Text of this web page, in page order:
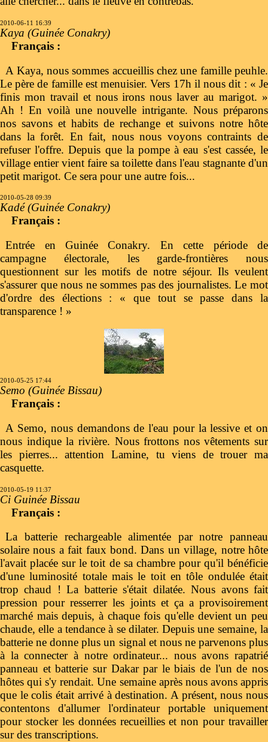
2010-06-11 16:39
Kaya (Guinée Conakry)
Français :
A Kaya, nous sommes accueillis chez une famille peuhle.
Le père de famille est menuisier. Vers 17h il nous dit : « Je
finis mon travail et nous irons nous laver au marigot. »
Ah ! En voilà une nouvelle intrigante. Nous préparons
nos savons et habits de rechange et suivons notre hôte
dans la forêt. En fait, nous nous voyons contraints de
refuser l'offre. Depuis que la pompe à eau s'est cassée, le
village entier vient faire sa toilette dans l'eau stagnante d'un
petit marigot. Ce sera pour une autre fois...
2010-05-28 09:39
Kadé (Guinée Conakry)
Français :
Entrée en Guinée Conakry. En cette période de
campagne électorale, les garde-frontières nous
questionnent sur les motifs de notre séjour. Ils veulent
s'assurer que nous ne sommes pas des journalistes. Le mot
d'ordre des élections : « que tout se passe dans la
transparence ! »
2010-05-25 17:44
Semo (Guinée Bissau)
Français :
A Semo, nous demandons de l'eau pour la lessive et on
nous indique la rivière. Nous frottons nos vêtements sur
les pierres... attention Lamine, tu viens de trouer ma
casquette.
2010-05-19 11:37
Ci Guinée Bissau
Français :
La batterie rechargeable alimentée par notre panneau
solaire nous a fait faux bond. Dans un village, notre hôte
l'avait placée sur le toit de sa chambre pour qu'il bénéficie
d'une luminosité totale mais le toit en tôle ondulée était
trop chaud ! La batterie s'était dilatée. Nous avons fait
pression pour resserrer les joints et ça a provisoirement
marché mais depuis, à chaque fois qu'elle devient un peu
chaude, elle a tendance à se dilater. Depuis une semaine, la
batterie ne donne plus un signal et nous ne parvenons plus
à la connecter à notre ordinateur... nous avons rapatrié
panneau et batterie sur Dakar par le biais de l'un de nos
hôtes qui s'y rendait. Une semaine après nous avons appris
que le colis était arrivé à destination. A présent, nous nous
contentons d'allumer l'ordinateur portable uniquement
pour stocker les données recueillies et non pour travailler
sur des transcriptions.